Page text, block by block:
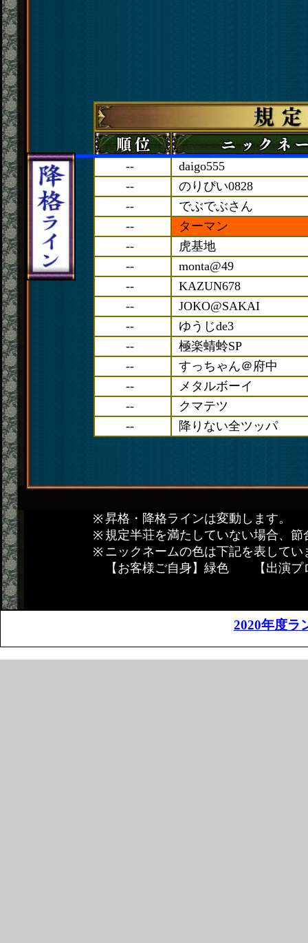
--
daigo555
--
のりぴい0828
--
でぶでぶさん
--
ターマン
--
虎基地
--
monta@49
--
KAZUN678
--
JOKO@SAKAI
--
ゆうじde3
--
極楽蜻蛉SP
--
すっちゃん＠府中
--
メタルボーイ
--
クマテツ
--
降りない全ツッパ
昇格・降格ラインは変動します。
規定半荘を満たしていない場合、
ニックネームの色は下記を表してい
【お客様ご自身】緑色 【出演
2020年度ラ